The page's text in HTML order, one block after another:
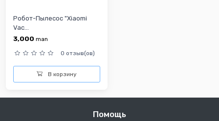
Робот-Пылесос "Xiaomi
Vac...
3,000 man
0 отзыв(ов)
В корзину
Помощь